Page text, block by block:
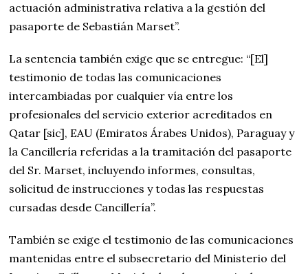
actuación administrativa relativa a la gestión del
pasaporte de Sebastián Marset”.
La sentencia también exige que se entregue: “[El]
testimonio de todas las comunicaciones
intercambiadas por cualquier vía entre los
profesionales del servicio exterior acreditados en
Qatar [sic], EAU (Emiratos Árabes Unidos), Paraguay y
la Cancillería referidas a la tramitación del pasaporte
del Sr. Marset, incluyendo informes, consultas,
solicitud de instrucciones y todas las respuestas
cursadas desde Cancillería”.
También se exige el testimonio de las comunicaciones
mantenidas entre el subsecretario del Ministerio del